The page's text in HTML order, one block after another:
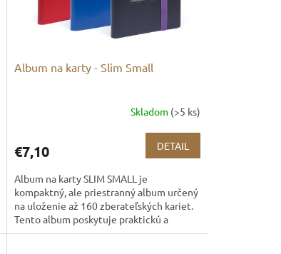
Album na karty - Slim Small
Skladom (>5 ks)
€7,10 DETAIL
Album na karty SLIM SMALL je
kompaktný, ale priestranný album určený
na uloženie až 160 zberateľských kariet.
Tento album poskytuje praktickú a
prehľadnú organizáciu vašej...